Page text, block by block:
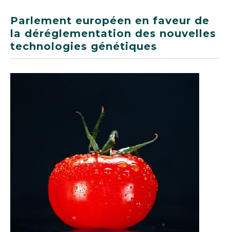
Parlement européen en faveur de
la déréglementation des nouvelles
technologies génétiques